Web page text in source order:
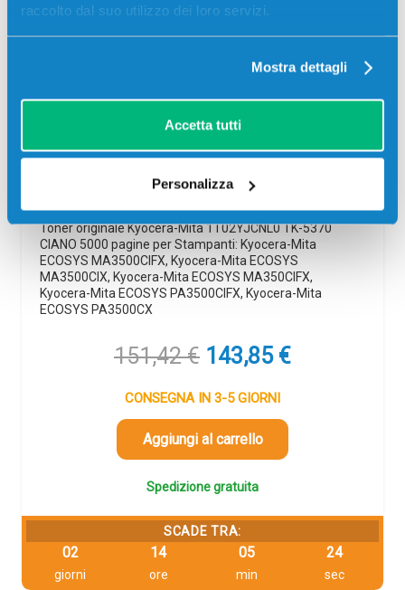
raccolto dal suo utilizzo dei loro servizi.
Mostra dettagli
Accetta tutti
Personalizza
Toner originale Kyocera-Mita
Toner originale Kyocera-Mita 1T02YJCNL0 TK-5370
CIANO 5000 pagine per Stampanti: Kyocera-Mita
ECOSYS MA3500CIFX, Kyocera-Mita ECOSYS
MA3500CIX, Kyocera-Mita ECOSYS MA350CIFX,
Kyocera-Mita ECOSYS PA3500CIFX, Kyocera-Mita
ECOSYS PA3500CX
151,42€ Il
originale
era:
151,42 €.
143,85 €Il
CONSEGNA IN 3-5 GIORNI
Aggiungi al carrello
Spedizione gratuita
SCADE TRA:
02
giorni
14
ore
05
min
23
sec